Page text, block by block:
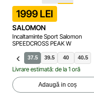
1999 LEI
SALOMON
Incaltaminte Sport Salomon
SPEEDCROSS PEAK W
37.5 39.5 40 40.5
Livrare estimată: de la 1 oră
Adaugă in coș